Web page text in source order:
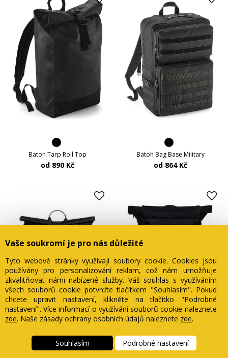
Vaše soukromí je pro nás důležité
Tyto webové stránky využívají soubory cookie. Cookies jsou
používány pro personalizování reklam, což nám umožňuje
zkvalitňovat námi nabízené služby. Váš souhlas s využíváním
všech souborů cookie potvrďte tlačítkem "Souhlasím". Pokud
chcete upravit nastavení, klikněte na tlačítko "Podrobné
nastavení". Více informací o využívání souborů cookie naleznete
zde. Naše zásady ochrany osobních údajů naleznete zde.
Souhlasím Podrobné nastavení
Batoh Tarp Roll Top
od 890 Kč
Batoh Bag Base Military
od 864 Kč
Ruksak laptop Halfar
novinka
Batoh Flex